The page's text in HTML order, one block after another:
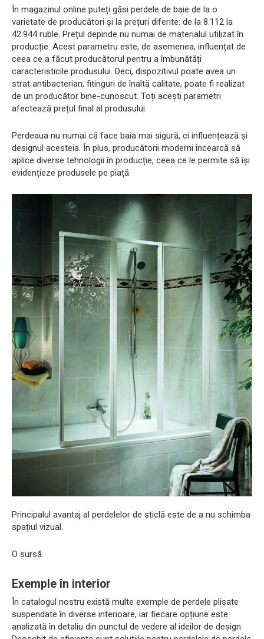
În magazinul online puteți găsi perdele de baie de la o
varietate de producători și la prețuri diferite: de la 8.112 la
42.944 ruble. Prețul depinde nu numai de materialul utilizat în
producție. Acest parametru este, de asemenea, influențat de
ceea ce a făcut producătorul pentru a îmbunătăți
caracteristicile produsului. Deci, dispozitivul poate avea un
strat antibacterian, fitinguri de înaltă calitate, poate fi realizat
de un producător bine-cunoscut. Toți acești parametri
afectează prețul final al produsului.
Perdeaua nu numai că face baia mai sigură, ci influențează și
designul acesteia. În plus, producătorii moderni încearcă să
aplice diverse tehnologii în producție, ceea ce le permite să își
evidențieze produsele pe piață.
Principalul avantaj al perdelelor de sticlă este de a nu schimba
spațiul vizual.
O sursă
Exemple în interior
În catalogul nostru există multe exemple de perdele plisate
suspendate în diverse interioare, iar fiecare opțiune este
analizată în detaliu din punctul de vedere al ideilor de design.